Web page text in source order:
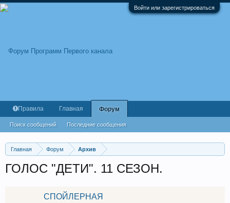
Войти или зарегистрироваться
Главная Форум Архив
ГОЛОС "ДЕТИ". 11 СЕЗОН.
СПОЙЛЕРНАЯ
Правила Главная Форум
Поиск сообщений Последние сообщения